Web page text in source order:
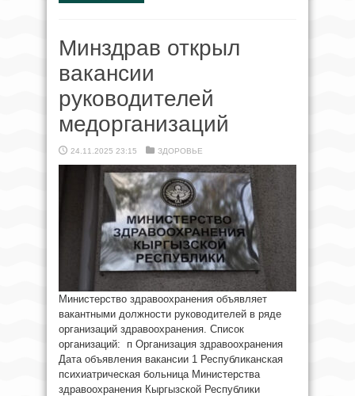
Минздрав открыл
вакансии
руководителей
медорганизаций
24.11.2025 23:15 ЗДОРОВЬЕ
Министерство здравоохранения объявляет
вакантными должности руководителей в ряде
организаций здравоохранения. Список
организаций: п Организация здравоохранения
Дата объявления вакансии 1 Республиканская
психиатрическая больница Министерства
здравоохранения Кыргызской Республики